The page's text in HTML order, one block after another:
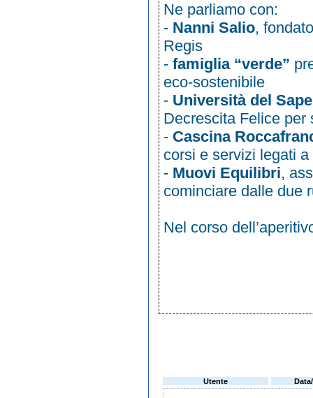
Ne parliamo con:
- Nanni Salio,
Regis
- famiglia “verde”
eco-sostenibile
- Università del
Decrescita Felice per
- Cascina
corsi e servizi legati
- Muovi Equilibri,
cominciare dalle due
Nel corso
Utente